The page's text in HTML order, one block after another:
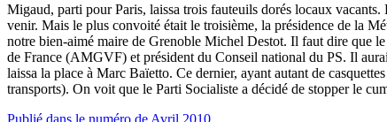
Migaud, parti pour Paris, laissa trois fauteuils dorés locaux
venir. Mais le plus convoité était le troisième, la présidence de la
notre bien-aimé maire de Grenoble Michel Destot. Il faut dire que
de France (AMGVF) et président du Conseil national du PS. Il
laissa la place à Marc Baïetto. Ce dernier, ayant autant de
transports). On voit que le Parti Socialiste a décidé de stopper le
Publié dans le numéro de Avril 2010